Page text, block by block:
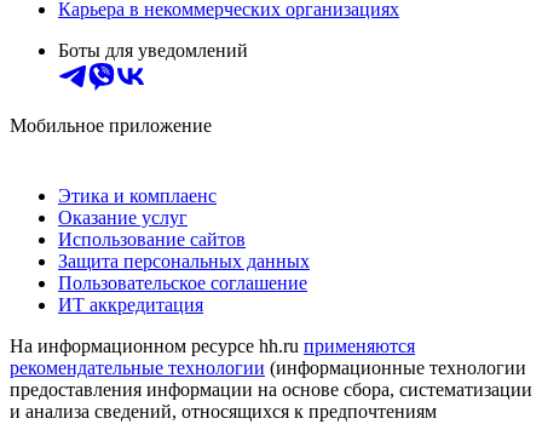
Карьера в некоммерческих организациях
Боты для уведомлений
Мобильное приложение
Этика и комплаенс
Оказание услуг
Использование сайтов
Защита персональных данных
Пользовательское соглашение
ИТ аккредитация
На информационном ресурсе hh.ru применяются
рекомендательные технологии (информационные технологии
предоставления информации на основе сбора, систематизации
и анализа сведений, относящихся к предпочтениям